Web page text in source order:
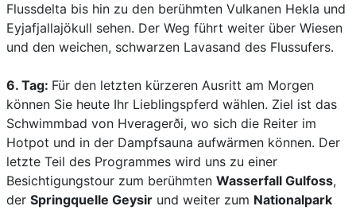
Flussdelta bis hin zu den berühmten Vulkanen Hekla und
Eyjafjallajökull sehen. Der Weg führt weiter über Wiesen
und den weichen, schwarzen Lavasand des Flussufers.
6. Tag: Für den letzten kürzeren Ausritt am Morgen
können Sie heute Ihr Lieblingspferd wählen. Ziel ist das
Schwimmbad von Hveragerði, wo sich die Reiter im
Hotpot und in der Dampfsauna aufwärmen können. Der
letzte Teil des Programmes wird uns zu einer
Besichtigungstour zum berühmten Wasserfall Gulfoss,
der Springquelle Geysir und weiter zum Nationalpark